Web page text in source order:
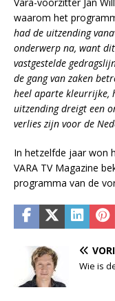
waarom het
had de uitzending
onderwerp na, want
vastgestelde
de gang van zaken
heel aparte kleurrijke,
uitzending dreigt een
verlies zijn voor de
In hetzelfde jaar won
VARA TV Magazine
programma van de
Wie is